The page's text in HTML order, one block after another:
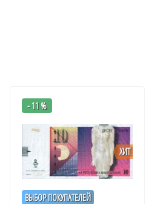
ВЫБОР ПОКУПАТЕЛЕЙ
ХИТ
- 11 %